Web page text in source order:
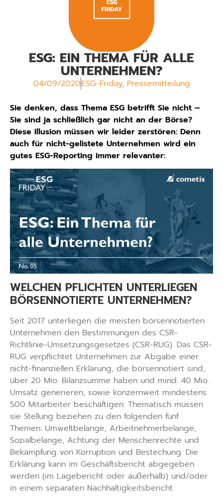
ESG: EIN THEMA FÜR ALLE
UNTERNEHMEN?
04/09/2020ESG-Friday, Pressemitteilung
Sie denken, dass Thema ESG betrifft Sie nicht –
Sie sind ja schließlich gar nicht an der Börse?
Diese Illusion müssen wir leider zerstören: Denn
auch für nicht-gelistete Unternehmen wird ein
gutes ESG-Reporting immer relevanter:
WELCHEN PFLICHTEN UNTERLIEGEN
BÖRSENNOTIERTE UNTERNEHMEN?
Seit 2017 unterliegen die meisten börsennotierten
Unternehmen den Bestimmungen des CSR-
Richtlinie-Umsetzungsgesetzes (CSR-RUG). Das CSR-
RUG verpflichtet Unternehmen zur Abgabe einer
nicht-finanziellen Erklärung, die börsennotiert sind,
über 20 Mio. Bilanzsumme haben und mind. 40 Mio.
Umsatz generieren, sowie konzernweit mindestens
500 Mitarbeiter beschäftigen. Thematisch müssen
sie Stellung beziehen zu den folgenden fünf
Themen: Umweltbelange, Arbeitnehmerbelange,
Sozialbelange, Achtung der Menschenrechte und
Bekämpfung von Korruption und Bestechung. Die
Erklärung kann im Geschäftsbericht abgegeben
werden (im Lagebericht oder außerhalb) und/oder
in einem separaten Nachhaltigkeitsbericht.